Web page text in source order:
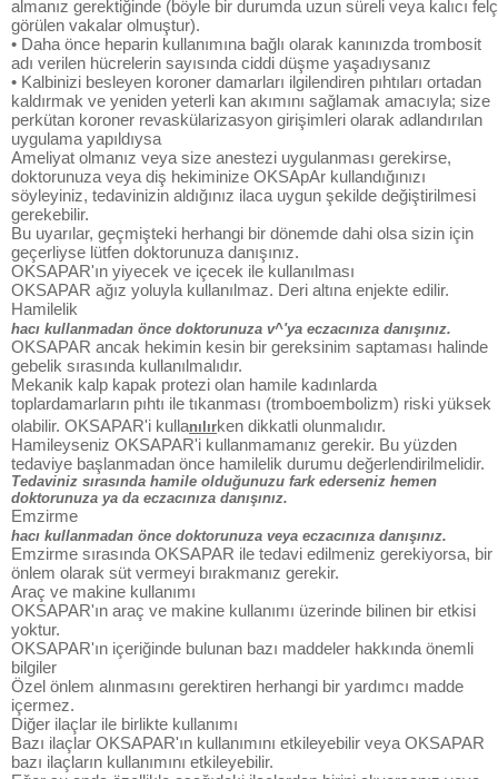
almanız gerektiğinde (böyle bir durumda uzun süreli veya kalıcı felç
görülen vakalar olmuştur).
• Daha önce heparin kullanımına bağlı olarak kanınızda trombosit
adı verilen hücrelerin sayısında ciddi düşme yaşadıysanız
• Kalbinizi besleyen koroner damarları ilgilendiren pıhtıları ortadan
kaldırmak ve yeniden yeterli kan akımını sağlamak amacıyla; size
perkütan koroner revaskülarizasyon girişimleri olarak adlandırılan
uygulama yapıldıysa
Ameliyat olmanız veya size anestezi uygulanması gerekirse,
doktorunuza veya diş hekiminize OKSApAr kullandığınızı
söyleyiniz, tedavinizin aldığınız ilaca uygun şekilde değiştirilmesi
gerekebilir.
Bu uyarılar, geçmişteki herhangi bir dönemde dahi olsa sizin için
geçerliyse lütfen doktorunuza danışınız.
OKSAPAR'ın yiyecek ve içecek ile kullanılması
OKSAPAR ağız yoluyla kullanılmaz. Deri altına enjekte edilir.
Hamilelik
hacı kullanmadan önce doktorunuza v^'ya eczacınıza danışınız.
OKSAPAR ancak hekimin kesin bir gereksinim saptaması halinde
gebelik sırasında kullanılmalıdır.
Mekanik kalp kapak protezi olan hamile kadınlarda
toplardamarların pıhtı ile tıkanması (tromboembolizm) riski yüksek
olabilir. OKSAPAR'i kullanılırken dikkatli olunmalıdır.
Hamileyseniz OKSAPAR'i kullanmamanız gerekir. Bu yüzden
tedaviye başlanmadan önce hamilelik durumu değerlendirilmelidir.
Tedaviniz sırasında hamile olduğunuzu fark ederseniz hemen
doktorunuza ya da eczacınıza danışınız.
Emzirme
hacı kullanmadan önce doktorunuza veya eczacınıza danışınız.
Emzirme sırasında OKSAPAR ile tedavi edilmeniz gerekiyorsa, bir
önlem olarak süt vermeyi bırakmanız gerekir.
Araç ve makine kullanımı
OKSAPAR'ın araç ve makine kullanımı üzerinde bilinen bir etkisi
yoktur.
OKSAPAR'ın içeriğinde bulunan bazı maddeler hakkında önemli
bilgiler
Özel önlem alınmasını gerektiren herhangi bir yardımcı madde
içermez.
Diğer ilaçlar ile birlikte kullanımı
Bazı ilaçlar OKSAPAR'ın kullanımını etkileyebilir veya OKSAPAR
bazı ilaçların kullanımını etkileyebilir.